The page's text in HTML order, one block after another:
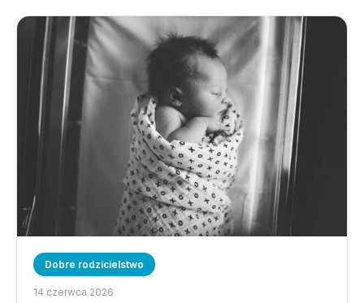
Dobre rodzicielstwo
14 czerwca 2026